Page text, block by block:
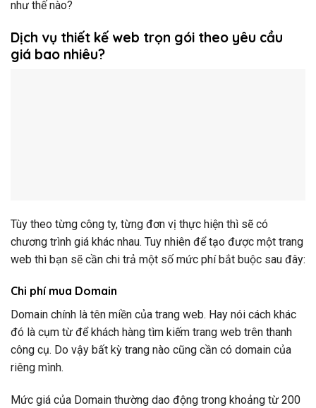
như thế nào?
Dịch vụ thiết kế web trọn gói theo yêu cầu
giá bao nhiêu?
Tùy theo từng công ty, từng đơn vị thực hiện thì sẽ có
chương trình giá khác nhau. Tuy nhiên để tạo được một trang
web thì bạn sẽ cần chi trả một số mức phí bắt buộc sau đây:
Chi phí mua Domain
Domain chính là tên miền của trang web. Hay nói cách khác
đó là cụm từ để khách hàng tìm kiếm trang web trên thanh
công cụ. Do vậy bất kỳ trang nào cũng cần có domain của
riêng mình.
Mức giá của Domain thường dao động trong khoảng từ 200